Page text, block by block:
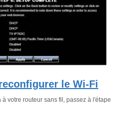
le Wi-Fi
votre routeur sans fil, passez à l'étape